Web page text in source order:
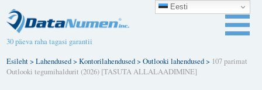
30 päeva raha tagasi garantii
Esileht>Lahendused>Kontorilahendused>Outlooki lahendused> 107 parimat
Outlooki tegumihaldurit (2026) [TASUTA ALLALAADIMINE]
Eesti